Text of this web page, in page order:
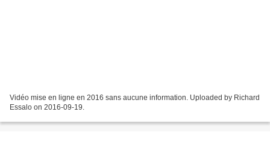
Vidéo mise en ligne en 2016 sans aucune information. Uploaded by Richard
Essalo on 2016-09-19.